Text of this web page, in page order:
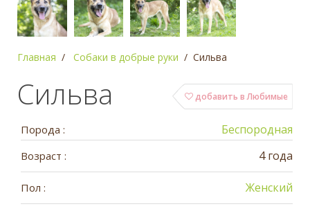
Главная Собаки в добрые руки Сильва
добавить в Любимые
Сильва
Порода : Беспородная
Возраст : 4 года
Пол : Женский